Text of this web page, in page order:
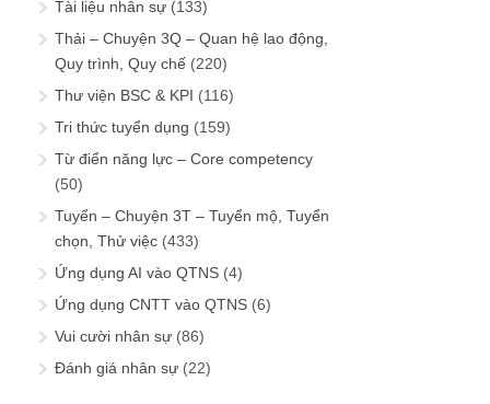
Tài liệu nhân sự (133)
Thải – Chuyện 3Q – Quan hệ lao động,
Quy trình, Quy chế (220)
Thư viện BSC & KPI (116)
Tri thức tuyển dụng (159)
Từ điển năng lực – Core competency
(50)
Tuyển – Chuyện 3T – Tuyển mộ, Tuyển
chọn, Thử việc (433)
Ứng dụng AI vào QTNS (4)
Ứng dụng CNTT vào QTNS (6)
Vui cười nhân sự (86)
Đánh giá nhân sự (22)